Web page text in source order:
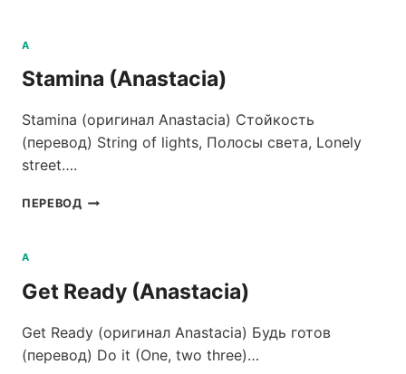
A
Stamina (Anastacia)
Stamina (оригинал Anastacia) Стойкость
(перевод) String of lights, Полосы света, Lonely
street….
ПЕРЕВОД STAMINA
A
Get Ready (Anastacia)
Get Ready (оригинал Anastacia) Будь готов
(перевод) Do it (One, two three)…